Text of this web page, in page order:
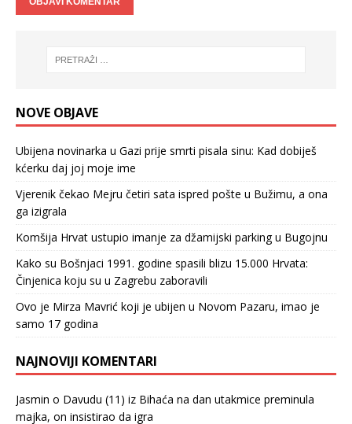
NOVE OBJAVE
Ubijena novinarka u Gazi prije smrti pisala sinu: Kad dobiješ
kćerku daj joj moje ime
Vjerenik čekao Mejru četiri sata ispred pošte u Bužimu, a ona
ga izigrala
Komšija Hrvat ustupio imanje za džamijski parking u Bugojnu
Kako su Bošnjaci 1991. godine spasili blizu 15.000 Hrvata:
Činjenica koju su u Zagrebu zaboravili
Ovo je Mirza Mavrić koji je ubijen u Novom Pazaru, imao je
samo 17 godina
NAJNOVIJI KOMENTARI
Jasmin o Davudu (11) iz Bihaća na dan utakmice preminula
majka, on insistirao da igra